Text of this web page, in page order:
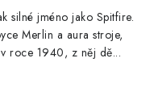
silné jméno jako Spitfire.
Merlin a aura stroje,
roce 1940, z něj dě...